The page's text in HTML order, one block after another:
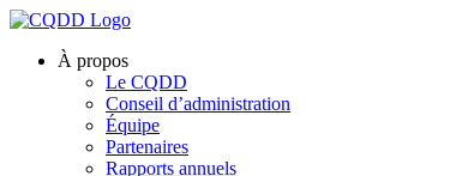
À propos
Le CQDD
Conseil d’administration
Équipe
Partenaires
Rapports annuels